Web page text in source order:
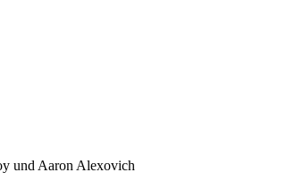
und Aaron Alexovich